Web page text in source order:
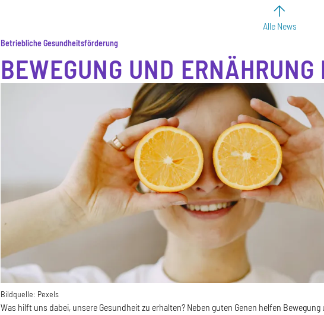
Alle News
Betriebliche Gesundheitsförderung
BEWEGUNG UND ERNÄHRUNG
Bildquelle: Pexels
Was hilft uns dabei, unsere Gesundheit zu erhalten? Neben guten Genen helfen